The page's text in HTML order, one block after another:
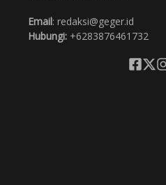
Email: redaksi@geger.id
Hubungi: +6283876461732